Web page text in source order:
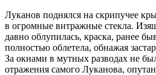
Луканов поднялся на скрипучее
в огромные витражные стекла.
давно облупилась, краска, ранее
полностью облетела, обнажая
За окнами в мутных разводах не
отражения самого Луканова,